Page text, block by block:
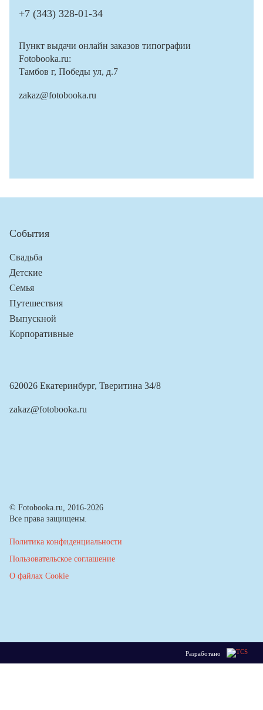
+7 (343) 328-01-34
Пункт выдачи онлайн заказов типографии
Fotobooka.ru:
Тамбов г, Победы ул, д.7
zakaz@fotobooka.ru
События
Свадьба
Детские
Семья
Путешествия
Выпускной
Корпоративные
620026 Екатеринбург, Тверитина 34/8
zakaz@fotobooka.ru
© Fotobooka.ru, 2016-2026
Все права защищены.
Политика конфиденциальности
Пользовательское соглашение
О файлах Cookie
Разработано